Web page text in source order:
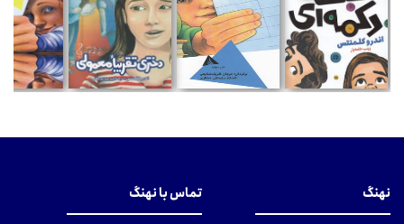
نهنگ تماس با نهنگ